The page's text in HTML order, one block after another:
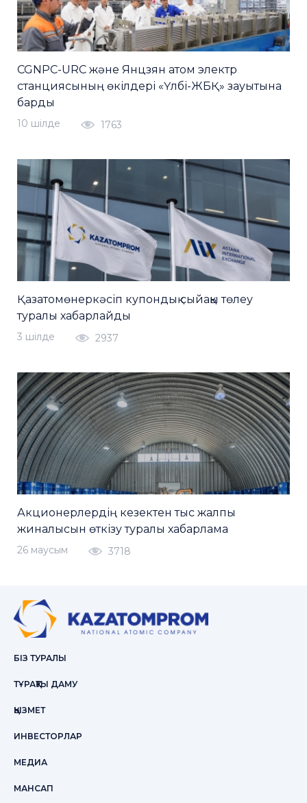
CGNPC-URC және Янцзян атом электр
станциясының өкілдері «Үлбі-ЖБҚ» зауытына
барды
10 шiлде 1763
Қазатомөнеркәсіп купондық сыйақы төлеу
туралы хабарлайды
3 шiлде 2937
Акционерлердің кезектен тыс жалпы
жиналысын өткізу туралы хабарлама
26 маусым 3718
БІЗ ТУРАЛЫ
ТҰРАҚТЫ ДАМУ
ҚЫЗМЕТ
ИНВЕСТОРЛАР
МЕДИА
МАНСАП